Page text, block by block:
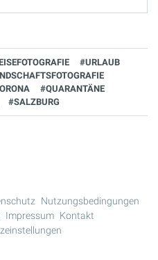
#URLAUB
#QUARANTÄNE
#SALZBURG
Nutzungsbedingungen
Impressum Kontakt